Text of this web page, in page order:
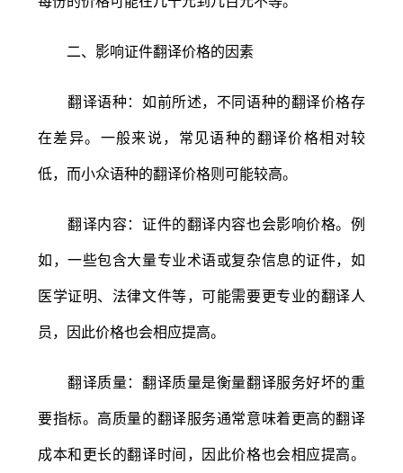
二、影响证件翻译价格的因素
翻译语种：如前所述，不同语种的翻译价格存
在差异。一般来说，常见语种的翻译价格相对较
低，而小众语种的翻译价格则可能较高。
翻译内容：证件的翻译内容也会影响价格。例
如，一些包含大量专业术语或复杂信息的证件，如
医学证明、法律文件等，可能需要更专业的翻译人
员，因此价格也会相应提高。
翻译质量：翻译质量是衡量翻译服务好坏的重
要指标。高质量的翻译服务通常意味着更高的翻译
成本和更长的翻译时间，因此价格也会相应提高。